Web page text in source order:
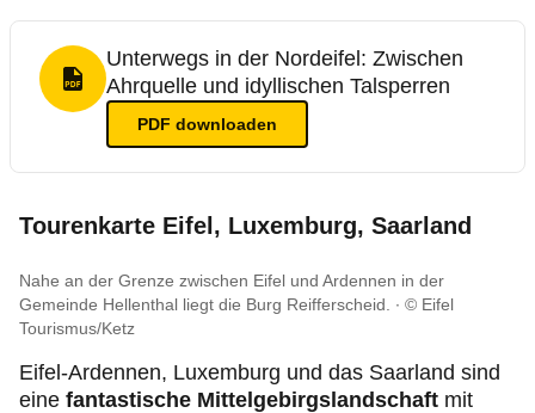
PDF Format
Unterwegs in der Nordeifel: Zwischen
Ahrquelle und idyllischen Talsperren
PDF downloaden
Tourenkarte Eifel, Luxemburg, Saarland
Nahe an der Grenze zwischen Eifel und Ardennen in der
Gemeinde Hellenthal liegt die Burg Reifferscheid.
© Eifel
Tourismus/Ketz
Eifel-Ardennen, Luxemburg und das Saarland sind
eine fantastische Mittelgebirgslandschaft mit